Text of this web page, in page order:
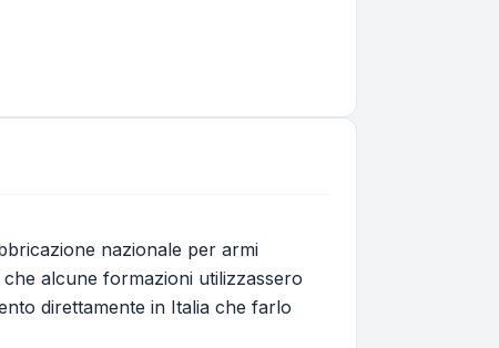
nazionale per armi
alcune formazioni utilizzassero
direttamente in Italia che farlo